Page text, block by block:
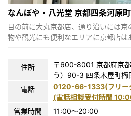
なんぼや・八光堂 京都四条河原
目の前に大丸京都店、通り沿いには
物や観光にも便利なエリアに京都店は
住所
〒600-8001 京都府京
う）90-3 四条木屋町櫛
電話
0120-66-1333(フリー
(電話相談受付時間
営業時間
11:00～20:00